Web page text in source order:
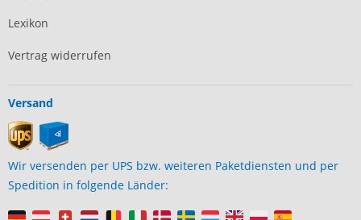
Lexikon
Vertrag widerrufen
Versand
Wir versenden per UPS bzw. weiteren Paketdiensten und per
Spedition in folgende Länder: